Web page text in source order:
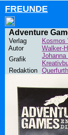
FREUNDE
Adventure
Verlag
Kosmos
Autor
Walker-
Grafik
Johanna
Redaktion